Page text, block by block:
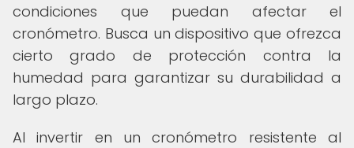
condiciones que puedan afectar el
cronómetro. Busca un dispositivo que ofrezca
cierto grado de protección contra la
humedad para garantizar su durabilidad a
largo plazo.
Al invertir en un cronómetro resistente al